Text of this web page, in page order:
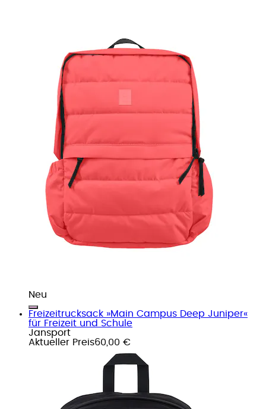
Neu
Freizeitrucksack »Main Campus Deep Juniper«
für Freizeit und Schule
Jansport
Aktueller Preis60,00 €